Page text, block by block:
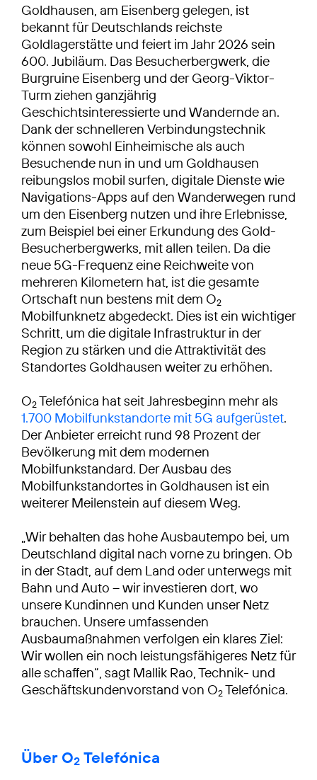
Goldhausen, am Eisenberg gelegen, ist
bekannt für Deutschlands reichste
Goldlagerstätte und feiert im Jahr 2026 sein
600. Jubiläum. Das Besucherbergwerk, die
Burgruine Eisenberg und der Georg-Viktor-
Turm ziehen ganzjährig
Geschichtsinteressierte und Wandernde an.
Dank der schnelleren Verbindungstechnik
können sowohl Einheimische als auch
Besuchende nun in und um Goldhausen
reibungslos mobil surfen, digitale Dienste wie
Navigations-Apps auf den Wanderwegen rund
um den Eisenberg nutzen und ihre Erlebnisse,
zum Beispiel bei einer Erkundung des Gold-
Besucherbergwerks, mit allen teilen. Da die
neue 5G-Frequenz eine Reichweite von
mehreren Kilometern hat, ist die gesamte
Ortschaft nun bestens mit dem O2
Mobilfunknetz abgedeckt. Dies ist ein wichtiger
Schritt, um die digitale Infrastruktur in der
Region zu stärken und die Attraktivität des
Standortes Goldhausen weiter zu erhöhen.
O2Telefónica hat seit Jahresbeginn mehr als
1.700 Mobilfunkstandorte mit 5G aufgerüstet.
Der Anbieter erreicht rund 98 Prozent der
Bevölkerung mit dem modernen
Mobilfunkstandard. Der Ausbau des
Mobilfunkstandortes in Goldhausen ist ein
weiterer Meilenstein auf diesem Weg.
„Wir behalten das hohe Ausbautempo bei, um
Deutschland digital nach vorne zu bringen. Ob
in der Stadt, auf dem Land oder unterwegs mit
Bahn und Auto – wir investieren dort, wo
unsere Kundinnen und Kunden unser Netz
brauchen. Unsere umfassenden
Ausbaumaßnahmen verfolgen ein klares Ziel:
Wir wollen ein noch leistungsfähigeres Netz für
alle schaffen“, sagt Mallik Rao, Technik- und
Geschäftskundenvorstand von O2Telefónica.
Über O2 Telefónica